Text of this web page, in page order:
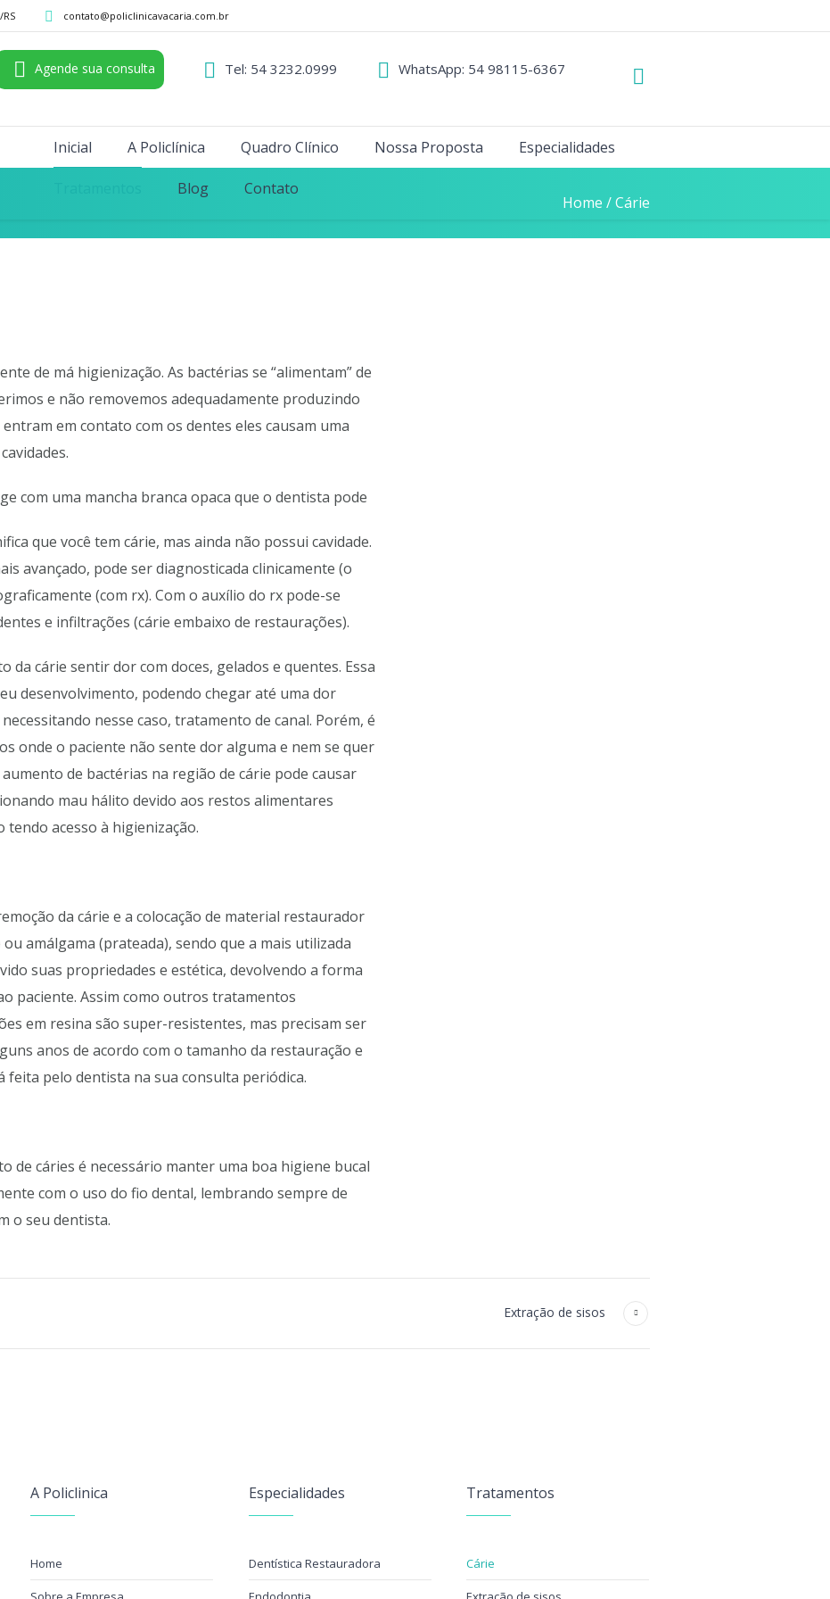
contato@policlinicavacaria.com.br
Agende sua consulta Tel: 54 3232.0999 WhatsApp: 54 98115-6367
Inicial A Policlínica Quadro Clínico Nossa Proposta Especialidades
Blog Contato
Home /Cárie
de má higienização. As bactérias se “alimentam” de
e não removemos adequadamente produzindo
em contato com os dentes eles causam uma
com uma mancha branca opaca que o dentista pode
que você tem cárie, mas ainda não possui cavidade.
avançado, pode ser diagnosticada clinicamente (o
(com rx). Com o auxílio do rx pode-se
e infiltrações (cárie embaixo de restaurações).
da cárie sentir dor com doces, gelados e quentes. Essa
desenvolvimento, podendo chegar até uma dor
nesse caso, tratamento de canal. Porém, é
onde o paciente não sente dor alguma e nem se quer
de bactérias na região de cárie pode causar
mau hálito devido aos restos alimentares
acesso à higienização.
da cárie e a colocação de material restaurador
amálgama (prateada), sendo que a mais utilizada
suas propriedades e estética, devolvendo a forma
paciente. Assim como outros tratamentos
em resina são super-resistentes, mas precisam ser
anos de acordo com o tamanho da restauração e
feita pelo dentista na sua consulta periódica.
de cáries é necessário manter uma boa higiene bucal
com o uso do fio dental, lembrando sempre de
o seu dentista.
Extração de sisos
A Policlinica
Home
Especialidades
Dentística Restauradora
Tratamentos
Cárie